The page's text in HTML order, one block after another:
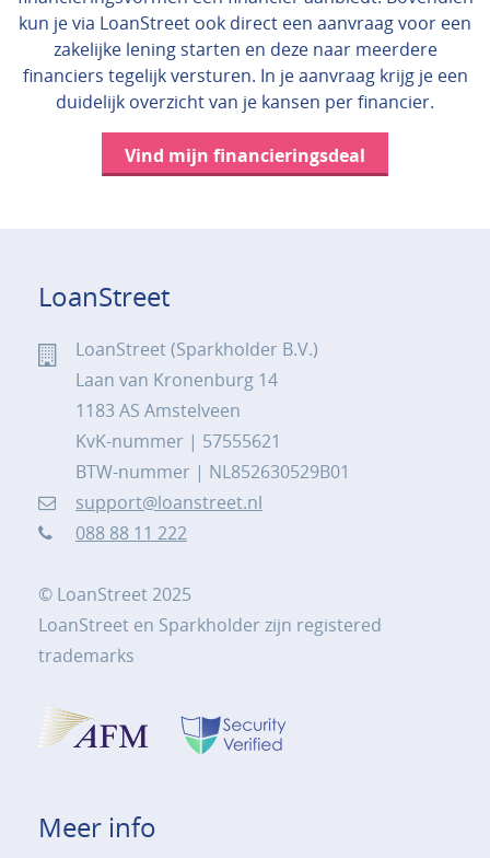
kun je via LoanStreet ook direct een aanvraag voor een
zakelijke lening starten en deze naar meerdere
financiers tegelijk versturen. In je aanvraag krijg je een
duidelijk overzicht van je kansen per financier.
Vind mijn financieringsdeal
LoanStreet
LoanStreet (Sparkholder B.V.)
Laan van Kronenburg 14
1183 AS Amstelveen
KvK-nummer | 57555621
BTW-nummer | NL852630529B01
support@loanstreet.nl
088 88 11 222
© LoanStreet 2025
LoanStreet en Sparkholder zijn registered
trademarks
Meer info